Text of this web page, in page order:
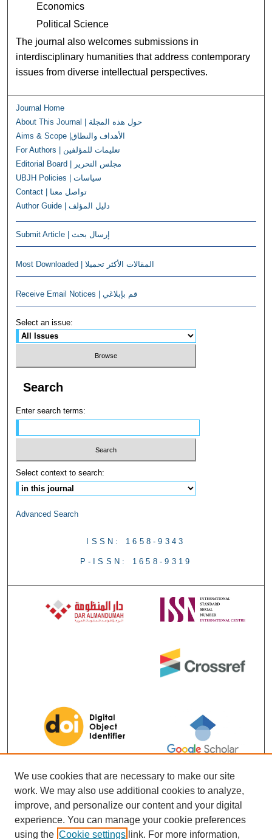
Economics
Political Science
The journal also welcomes submissions in
interdisciplinary humanities that address contemporary
issues from diverse intellectual perspectives.
Journal Home
About This Journal | حول هذه المجلة
Aims & Scope |الأهداف والنطاق
For Authors | تعليمات للمؤلفين
Editorial Board | مجلس التحرير
UBJH Policies | سياسات
Contact | تواصل معنا
Author Guide | دليل المؤلف
Submit Article | إرسال بحث
Most Downloaded | المقالات الأكثر تحميلا
Receive Email Notices | قم بإبلاغي
Select an issue:
Search
Enter search terms:
Select context to search:
Advanced Search
ISSN: 1658-9343
P-ISSN: 1658-9319
We use cookies that are necessary to make our site
work. We may also use additional cookies to analyze,
improve, and personalize our content and your digital
experience. You can manage your cookie preferences
using the Cookie settings link. For more information,